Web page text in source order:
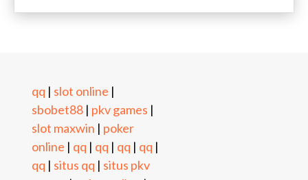
qq | slot online |
sbobet88 | pkv games |
slot maxwin | poker
online | qq | qq | qq | qq |
qq | situs qq | situs pkv